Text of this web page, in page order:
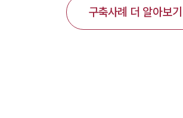
구축사례 더 알아보기